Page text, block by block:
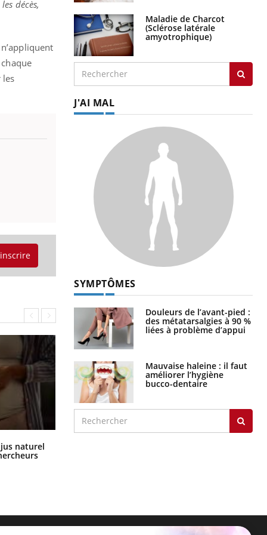
décès,
les
jus naturel
Maladie de Charcot
(Sclérose latérale
amyotrophique)
J'AI MAL
SYMPTÔMES
Douleurs de l’avant-pied :
des métatarsalgies à 90 %
liées à problème d’appui
Mauvaise haleine : il faut
améliorer l’hygiène
bucco-dentaire